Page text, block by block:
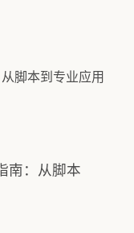
南：从脚本